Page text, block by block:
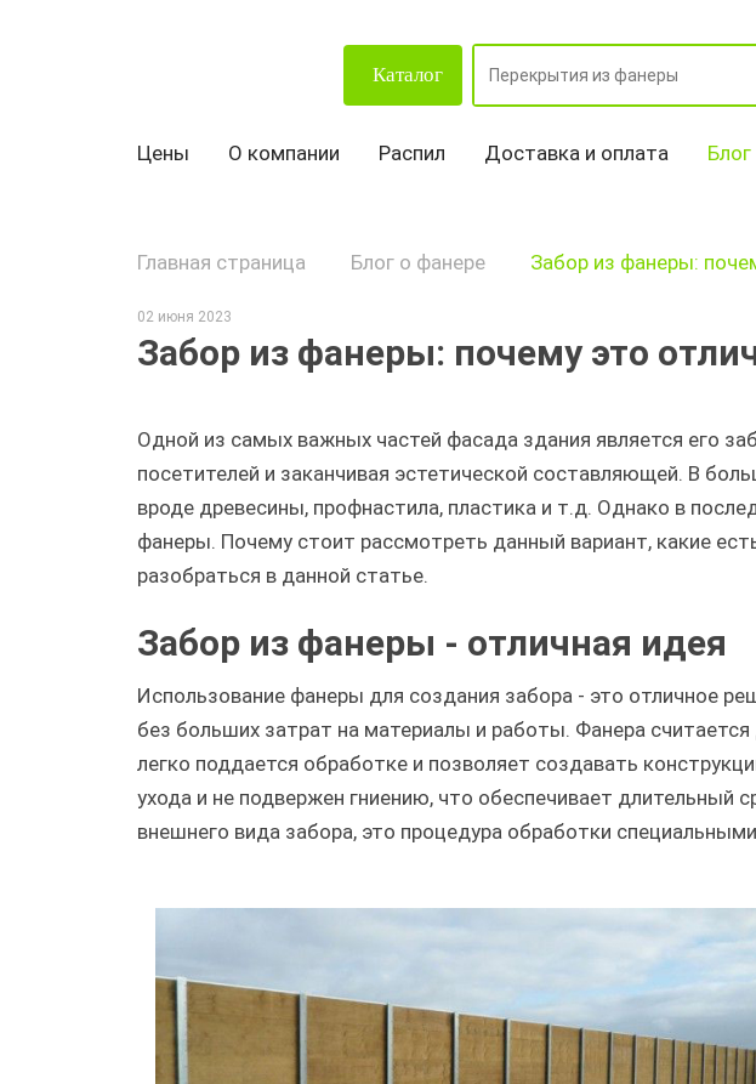
Каталог
Цены О компании Распил Доставка и оплата
Главная страница Блог о фанере Забор из фанеры:
02 июня 2023
Забор из фанеры: почему это
Одной из самых важных частей фасада здания является его
посетителей и заканчивая эстетической составляющей. В
вроде древесины, профнастила, пластика и т.д. Однако в
фанеры. Почему стоит рассмотреть данный вариант, какие
разобраться в данной статье.
Забор из фанеры - отличная идея
Использование фанеры для создания забора - это отличное
без больших затрат на материалы и работы. Фанера
легко поддается обработке и позволяет создавать
ухода и не подвержен гниению, что обеспечивает длительный
внешнего вида забора, это процедура обработки